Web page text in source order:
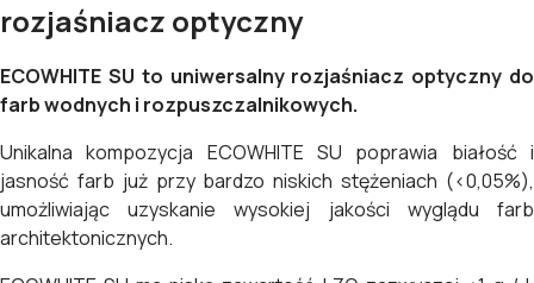
rozjaśniacz optyczny
ECOWHITE SU to uniwersalny rozjaśniacz optyczny do
farb wodnych i rozpuszczalnikowych.
Unikalna kompozycja ECOWHITE SU poprawia białość i
jasność farb już przy bardzo niskich stężeniach (<0,05%),
umożliwiając uzyskanie wysokiej jakości wyglądu farb
architektonicznych.